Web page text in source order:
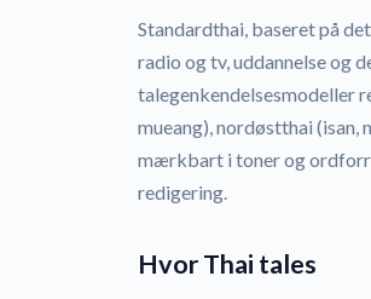
Standardthai, baseret på
radio og tv, uddannelse og
talegenkendelsesmodeller
mueang), nordøstthai
mærkbart i toner og
redigering.
Hvor Thai tales